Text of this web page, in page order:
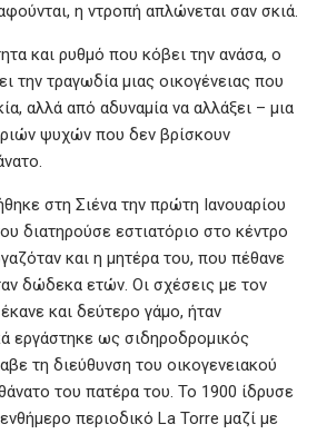
η ντροπή απλώνεται σαν σκιά.
και ρυθμό που κόβει την ανάσα, ο
την τραγωδία μιας οικογένειας που
αλλά από αδυναμία να αλλάξει – μια
ψυχών που δεν βρίσκουν
στη Σιένα την πρώτη Ιανουαρίου
διατηρούσε εστιατόριο στο κέντρο
και η μητέρα του, που πέθανε
δώδεκα ετών. Οι σχέσεις με τον
και δεύτερο γάμο, ήταν
εργάστηκε ως σιδηροδρομικός
τη διεύθυνση του οικογενειακού
του πατέρα του. Το 1900 ίδρυσε
περιοδικό La Torre μαζί με